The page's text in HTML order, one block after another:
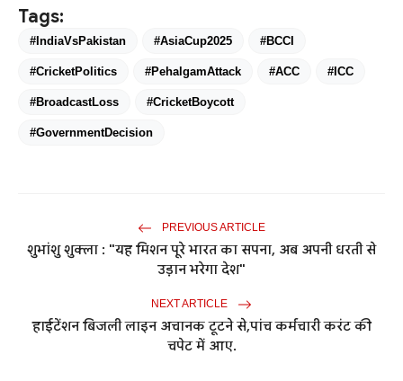
Tags:
#IndiaVsPakistan #AsiaCup2025 #BCCI
#CricketPolitics #PehalgamAttack #ACC #ICC
#BroadcastLoss #CricketBoycott
#GovernmentDecision
PREVIOUS ARTICLE
शुभांशु शुक्ला : "यह मिशन पूरे भारत का सपना, अब अपनी धरती से
उड़ान भरेगा देश"
NEXT ARTICLE
हाईटेंशन बिजली लाइन अचानक टूटने से,पांच कर्मचारी करंट की
चपेट में आए.